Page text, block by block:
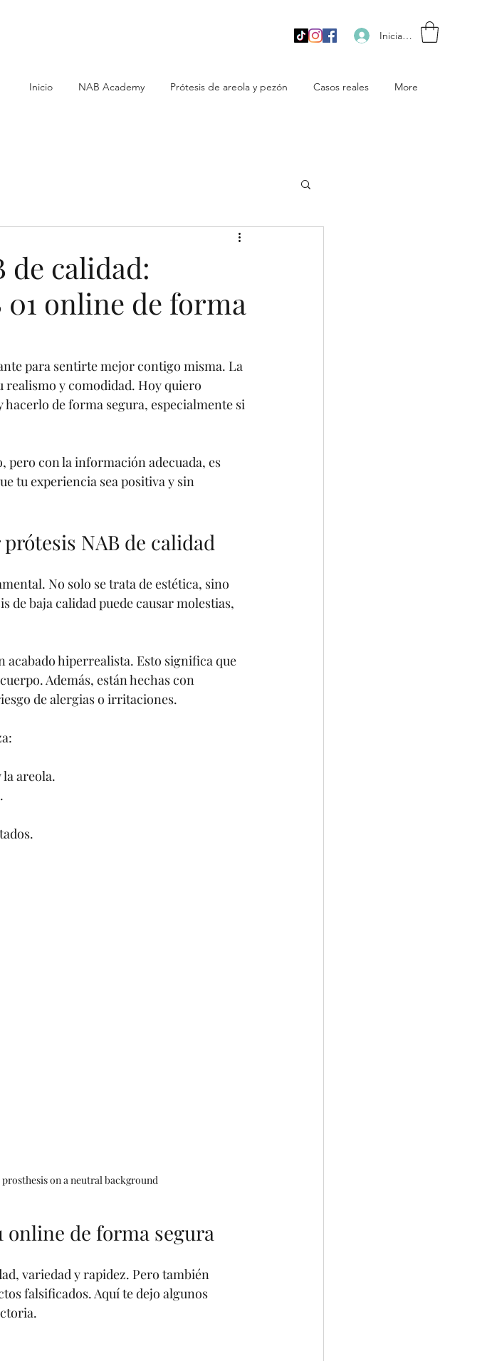
Iniciar sesión
Inicio NAB Academy Prótesis de areola y pezón Casos reales More
calidad:
online de forma
para sentirte mejor contigo misma. La
realismo y comodidad. Hoy quiero
de forma segura, especialmente si
con la información adecuada, es
tu experiencia sea positiva y sin
NAB de calidad
No solo se trata de estética, sino
de baja calidad puede causar molestias,
acabado hiperrealista. Esto significa que
Además, están hechas con
de alergias o irritaciones.
areola.
on a neutral background
online de forma segura
variedad y rapidez. Pero también
falsificados. Aquí te dejo algunos